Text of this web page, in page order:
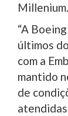
Millenium.
“A
últimos
com a
mantido
de